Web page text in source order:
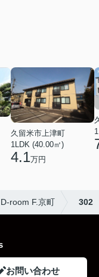
久留米市上津町
1LDK (40.00㎡)
4.1万円
D-room F.京町 302
お問い合わせ